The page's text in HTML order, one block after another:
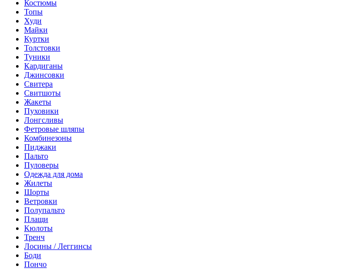
Костюмы
Топы
Худи
Майки
Куртки
Толстовки
Туники
Кардиганы
Джинсовки
Свитера
Свитшоты
Жакеты
Пуховики
Лонгсливы
Фетровые шляпы
Комбинезоны
Пиджаки
Пальто
Пуловеры
Одежда для дома
Жилеты
Шорты
Ветровки
Полупальто
Плащи
Кюлоты
Тренч
Лосины / Леггинсы
Боди
Пончо